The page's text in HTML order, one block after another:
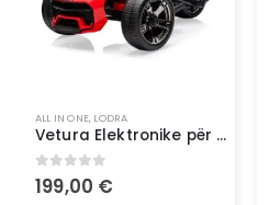
ALL IN ONE, LODRA
Vetura Elektronike për Fëmijë – Argëtim dhe Siguri në Lëvizje
0out of 5
199,00 €